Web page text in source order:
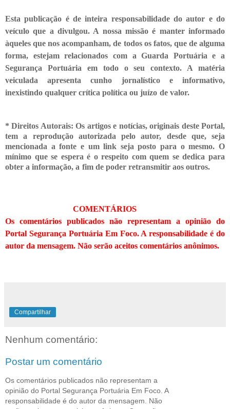
Esta publicação é de inteira responsabilidade do autor e do
veículo que a divulgou. A nossa missão é manter informado
àqueles que nos acompanham, de todos os fatos, que de alguma
forma, estejam relacionados com a Guarda Portuária e a
Segurança Portuária em todo o seu contexto. A matéria
veiculada apresenta cunho jornalístico e informativo,
inexistindo qualquer críticapolítica ou juízo de valor.
* Direitos Autorais: Os artigos e notícias, originais deste Portal,
tem a reprodução autorizada pelo autor, desde que, seja
mencionada a fonte e um link seja posto para o mesmo. O
mínimo que se espera é o respeito com quem se dedica para
obter a informação, a fim de poder retransmitiraos outros.
COMENTÁRIOS
Os comentários publicados não representam a opinião do
Portal Segurança Portuária Em Foco. A responsabilidade é do
autor da mensagem. Não serão aceitos comentários anônimos.
Compartilhar
Nenhum comentário:
Postar um comentário
Os comentários publicados não representam a
opinião do Portal Segurança Portuária Em Foco. A
responsabilidade é do autor da mensagem. Não